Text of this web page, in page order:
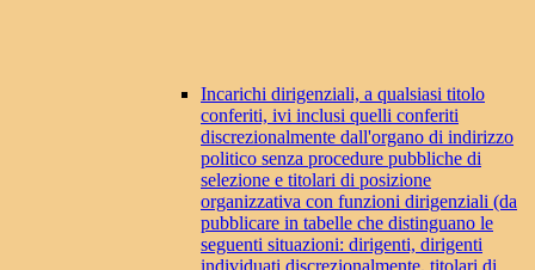
Incarichi dirigenziali, a qualsiasi titolo
conferiti, ivi inclusi quelli conferiti
discrezionalmente dall'organo di indirizzo
politico senza procedure pubbliche di
selezione e titolari di posizione
organizzativa con funzioni dirigenziali (da
pubblicare in tabelle che distinguano le
seguenti situazioni: dirigenti, dirigenti